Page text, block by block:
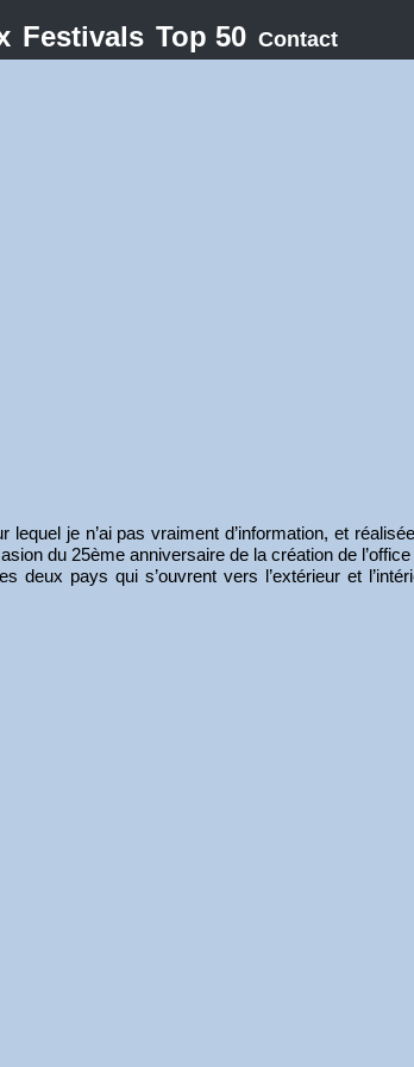
Festivals Top 50 Contact
je n’ai pas vraiment d’information, et
du 25ème anniversaire de la création de
pays qui s’ouvrent vers l’extérieur et